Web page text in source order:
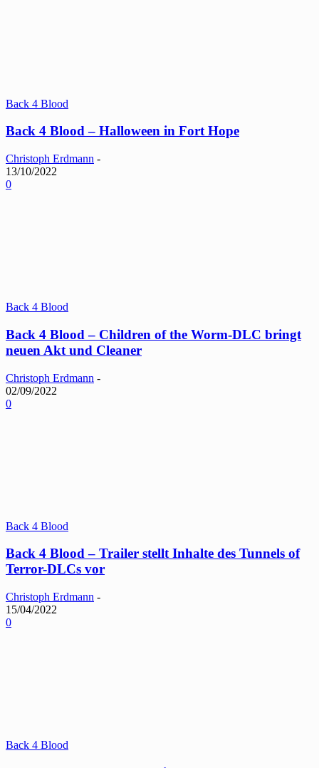
Back 4 Blood
Back 4 Blood – Halloween in Fort Hope
Christoph Erdmann -
13/10/2022
0
Back 4 Blood
Back 4 Blood – Children of the Worm-DLC bringt
neuen Akt und Cleaner
Christoph Erdmann -
02/09/2022
0
Back 4 Blood
Back 4 Blood – Trailer stellt Inhalte des Tunnels of
Terror-DLCs vor
Christoph Erdmann -
15/04/2022
0
Back 4 Blood